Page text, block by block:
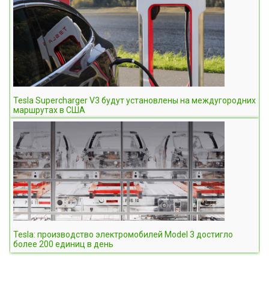
Tesla Supercharger V3 будут установлены на междугородних
маршрутах в США
Tesla: производство электромобилей Model 3 достигло
более 200 единиц в день